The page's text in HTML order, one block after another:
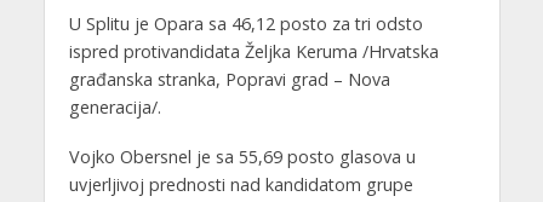
U Splitu je Opara sa 46,12 posto za tri odsto
ispred protivandidata Željka Keruma /Hrvatska
građanska stranka, Popravi grad – Nova
generacija/.
Vojko Obersnel je sa 55,69 posto glasova u
uvjerljivoj prednosti nad kandidatom grupe